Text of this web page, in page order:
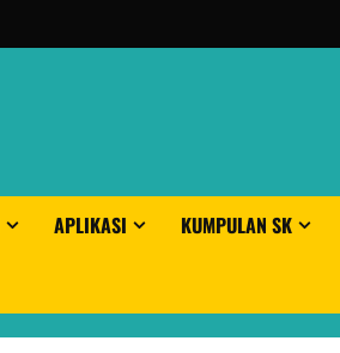
APLIKASI KUMPULAN SK